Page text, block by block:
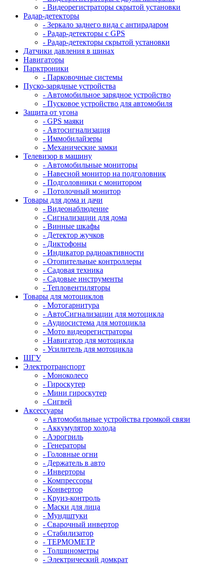
- Видеорегистраторы скрытой установки
Радар-детекторы
- Зеркало заднего вида с антирадаром
- Радар-детекторы с GPS
- Радар-детекторы скрытой установки
Датчики давления в шинах
Навигаторы
Парктроники
- Парковочные системы
Пуско-зарядные устройства
- Автомобильное зарядное устройство
- Пусковое устройство для автомобиля
Защита от угона
- GPS маяки
- Автосигнализация
- Иммобилайзеры
- Механические замки
Телевизор в машину
- Автомобильные мониторы
- Навесной монитор на подголовник
- Подголовники с монитором
- Потолочный монитор
Товары для дома и дачи
- Видеонаблюдение
- Сигнализации для дома
- Винные шкафы
- Детектор жучков
- Диктофоны
- Индикатор радиоактивности
- Отопительные контроллеры
- Садовая техника
- Садовые инструменты
- Тепловентиляторы
Товары для мотоциклов
- Mотогарнитура
- АвтоСигнализации для мотоцикла
- Аудиосистема для мотоцикла
- Мото видеорегистраторы
- Навигатор для мотоцикла
- Усилитель для мотоцикла
ШГУ
Электротранспорт
- Mоноколесо
- Гироскутер
- Мини гироскутер
- Сигвей
Аксессуары
- Автомобильные устройства громкой связи
- Аккумулятор холода
- Аэрогриль
- Генераторы
- Головные огни
- Держатель в авто
- Инверторы
- Компрессоры
- Конвертор
- Круиз-контроль
- Маски для лица
- Мундштуки
- Сварочный инвертор
- Стабилизатор
- ТЕРМОМЕТР
- Толщинометры
- Электрический домкрат